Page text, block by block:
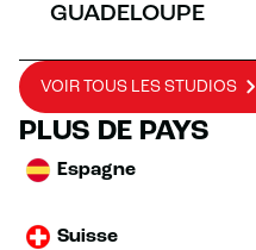
GUADELOUPE
VOIR TOUS LES STUDIOS
PLUS DE PAYS
Espagne
Suisse